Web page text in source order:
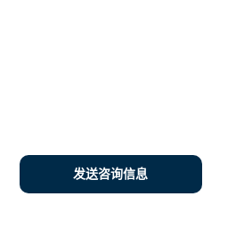
发送咨询信息